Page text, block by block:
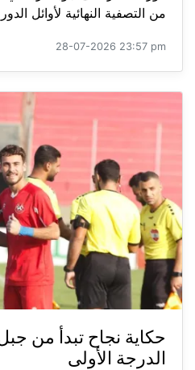
من التصفية النهائية لأوائل
28-07-2026 23:57 pm
حكاية نجاح تبدأ من
الدرجة الأولى